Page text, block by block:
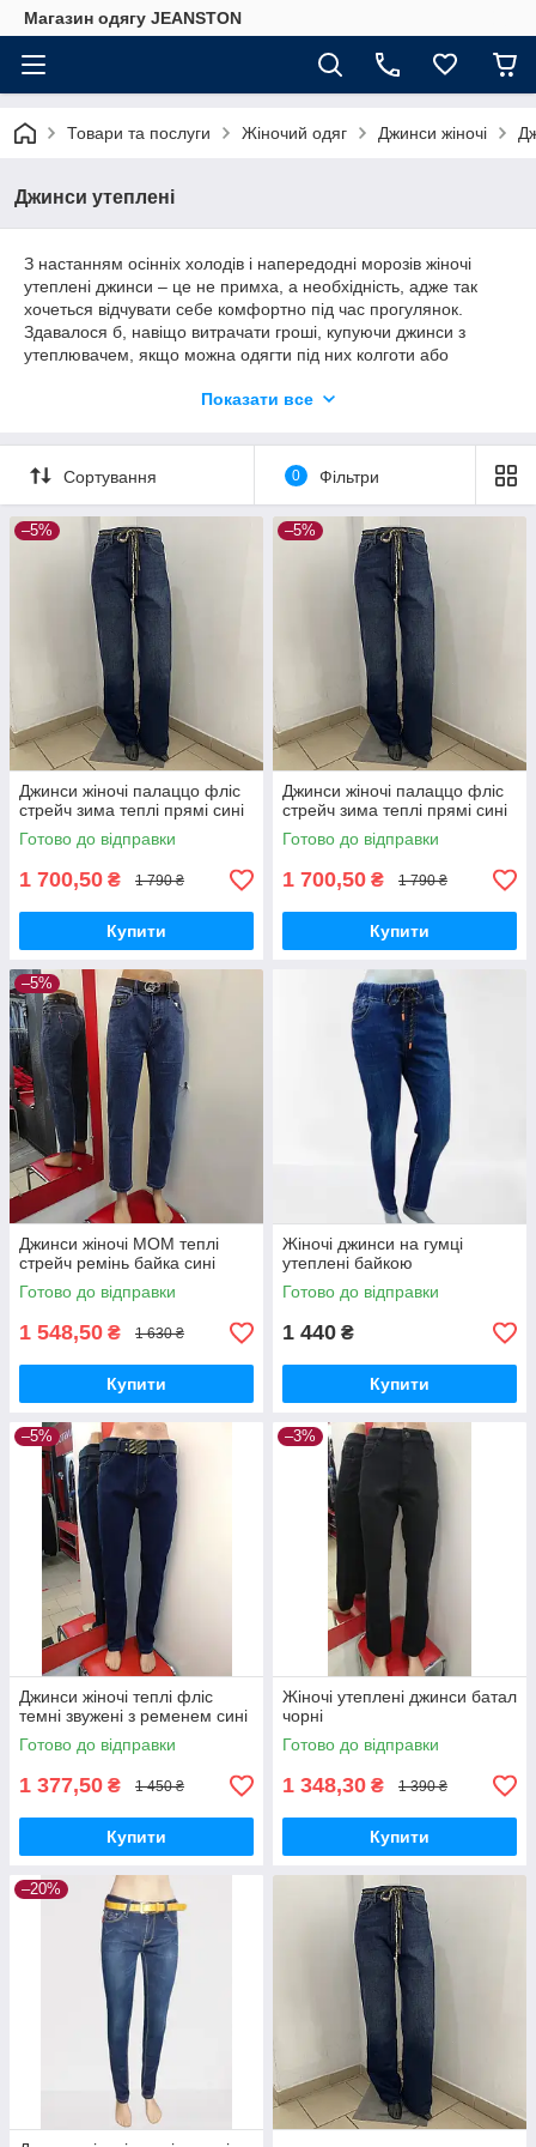
Магазин одягу JEANSTON
Товари та послуги Жіночий одяг Джинси жіночі
Джинси утеплені
З настанням осінніх холодів і напередодні морозів жіночі
утеплені джинси – це не примха, а необхідність, адже так
хочеться відчувати себе комфортно під час прогулянок.
Здавалося б, навіщо витрачати гроші, купуючи джинси з
утеплювачем, якщо можна одягти під них колготи або
Некоторые девушки именно так и поступают, но назвать это
самих джинсов. Кроме того, ощущение, что на вас несколько
слоев одежды удобства не добавляет. Что касается колгот, то
они могут деформировать фигуру, ведь ягодицы под
действием утяжки становятся плоскими,
непривлекательными. Да и сочетание штанов с колготами
считается моветоном.
Если в вашем гардеробе появятся плотные теплые джинсы,
то все проблемы, перечисленные выше, исчезнут.
Показати все
Сортування 0 Фільтри
–5%
Джинси жіночі палаццо фліс
стрейч зима теплі прямі сині
Готово до відправки
1 700,50 ₴ 1 790 ₴
Купити
–5%
Джинси жіночі палаццо фліс
стрейч зима теплі прямі сині
Готово до відправки
1 700,50 ₴ 1 790 ₴
Купити
–5%
Джинси жіночі МОМ теплі
стрейч ремінь байка сині
Готово до відправки
1 548,50 ₴ 1 630 ₴
Купити
Жіночі джинси на гумці
утеплені байкою
Готово до відправки
1 440 ₴
Купити
–5%
Джинси жіночі теплі фліс
темні звужені з ременем сині
Готово до відправки
1 377,50 ₴ 1 450 ₴
Купити
–3%
Жіночі утеплені джинси батал
чорні
Готово до відправки
1 348,30 ₴ 1 390 ₴
Купити
–20%